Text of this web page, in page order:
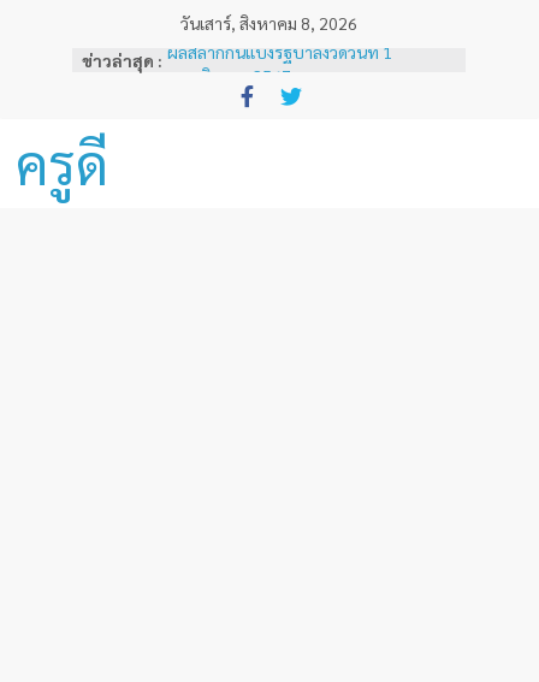
วันเสาร์, สิงหาคม 8, 2026
ข่าวล่าสุด : ผลสลากกินแบ่งรัฐบาลงวดวันที่ 1
พฤศจิกายน 2567
หลักเกณฑ์และวิธีการเทียบเคียงผลการ
ครูดี